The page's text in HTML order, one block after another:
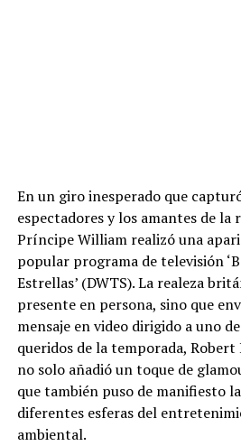
En un giro inesperado que
espectadores y los amantes de la
Príncipe William realizó una
popular programa de televisión
Estrellas’ (DWTS). La realeza
presente en persona, sino que
mensaje en video dirigido a uno
queridos de la temporada,
no solo añadió un toque de
que también puso de manifiesto
diferentes esferas del
ambiental.